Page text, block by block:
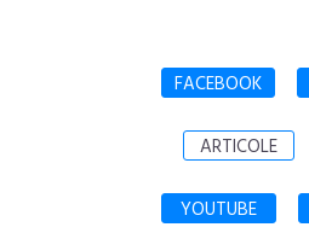
FACEBOOK
ARTICOLE
YOUTUBE